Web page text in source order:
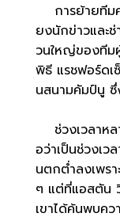
การย้ายทีมค
ยงนักข่าวและ
วนใหญ่ของทีมผู้
พิธี แรชฟอร์ด
นสนามคัมป์นู ซึ่
ช่วงเวลาหล
อว่าเป็นช่วงเว
นตกต่ำลงเพร
ๆ แต่ที่แอสตัน
เขาได้ค้นพบค